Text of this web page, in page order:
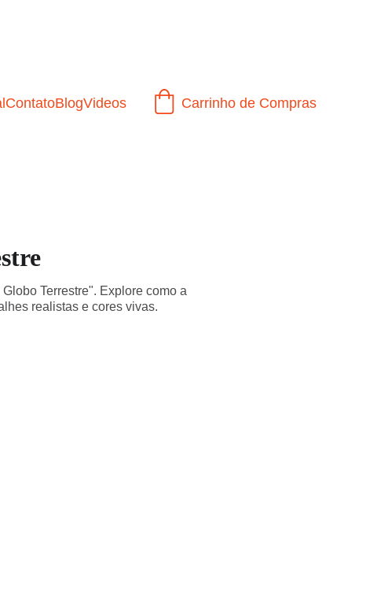
ContatoBlogVideos Carrinho de Compras
Terrestre". Explore como a
realistas e cores vivas.